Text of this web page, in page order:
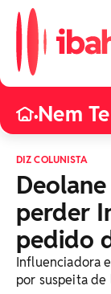
•Nem
DIZ COLUNISTA
perder
pedido
Influenciadora
por suspeita de